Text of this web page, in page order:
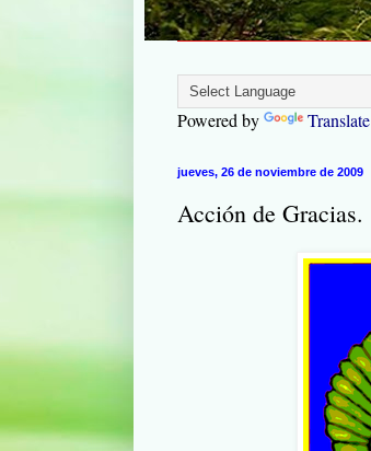
Powered by Translate
jueves, 26 de noviembre de 2009
Acción de Gracias.